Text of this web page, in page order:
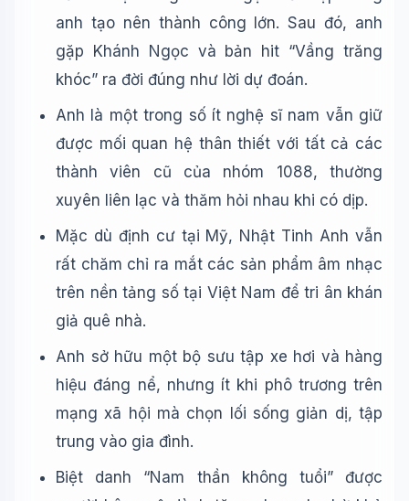
anh tạo nên thành công lớn. Sau đó, anh
gặp Khánh Ngọc và bản hit “Vầng trăng
khóc” ra đời đúng như lời dự đoán.
Anh là một trong số ít nghệ sĩ nam vẫn giữ
được mối quan hệ thân thiết với tất cả các
thành viên cũ của nhóm 1088, thường
xuyên liên lạc và thăm hỏi nhau khi có dịp.
Mặc dù định cư tại Mỹ, Nhật Tinh Anh vẫn
rất chăm chỉ ra mắt các sản phẩm âm nhạc
trên nền tảng số tại Việt Nam để tri ân khán
giả quê nhà.
Anh sở hữu một bộ sưu tập xe hơi và hàng
hiệu đáng nể, nhưng ít khi phô trương trên
mạng xã hội mà chọn lối sống giản dị, tập
trung vào gia đình.
Biệt danh “Nam thần không tuổi” được